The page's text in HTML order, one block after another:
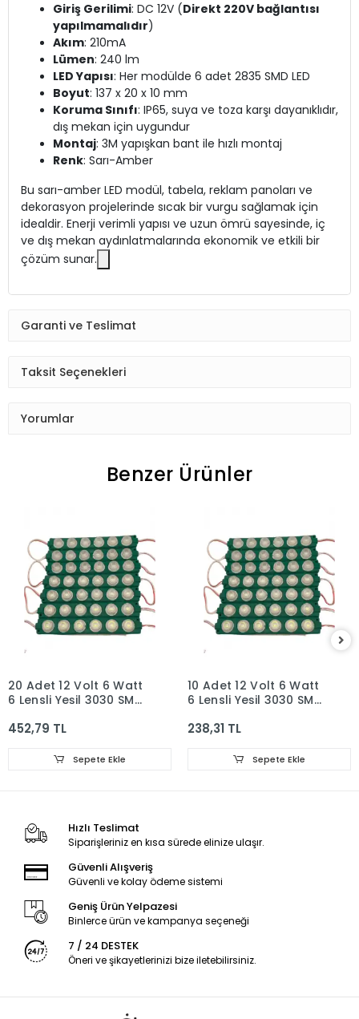
Giriş Gerilimi: DC 12V (Direkt 220V bağlantısı
yapılmamalıdır)
Akım: 210mA
Lümen: 240 lm
LED Yapısı: Her modülde 6 adet 2835 SMD LED
Boyut: 137 x 20 x 10 mm
Koruma Sınıfı: IP65, suya ve toza karşı dayanıklıdır,
dış mekan için uygundur
Montaj: 3M yapışkan bant ile hızlı montaj
Renk: Sarı-Amber
Bu sarı-amber LED modül, tabela, reklam panoları ve
dekorasyon projelerinde sıcak bir vurgu sağlamak için
idealdir. Enerji verimli yapısı ve uzun ömrü sayesinde, iç
ve dış mekan aydınlatmalarında ekonomik ve etkili bir
çözüm sunar.
Garanti ve Teslimat
Taksit Seçenekleri
Yorumlar
Benzer Ürünler
20 Adet 12 Volt 6 Watt
6 Lensli Yeşil 3030 SMD
452,79 TL
Sepete Ekle
10 Adet 12 Volt 6 Watt
6 Lensli Yeşil 3030 SMD
238,31 TL
Sepete Ekle
Hızlı Teslimat
Siparişleriniz en kısa sürede elinize ulaşır.
Güvenli Alışveriş
Güvenli ve kolay ödeme sistemi
Geniş Ürün Yelpazesi
Binlerce ürün ve kampanya seçeneği
7 / 24 DESTEK
Öneri ve şikayetlerinizi bize iletebilirsiniz.